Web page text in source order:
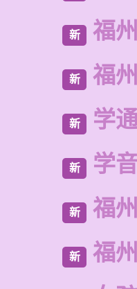
新 福
新 福
新 学
新 学
新 福
新
福